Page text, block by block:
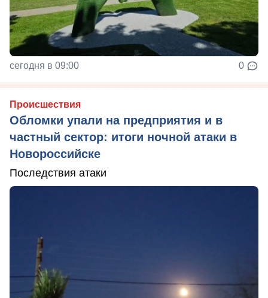
сегодня в 09:00 0
Происшествия
Обломки упали на предприятия и в
частный сектор: итоги ночной атаки в
Новороссийске
Последствия атаки